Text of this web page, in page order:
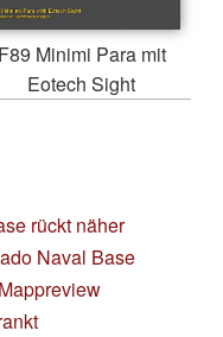
F89 Minimi Para mit
Eotech Sight
rückt näher
Naval Base